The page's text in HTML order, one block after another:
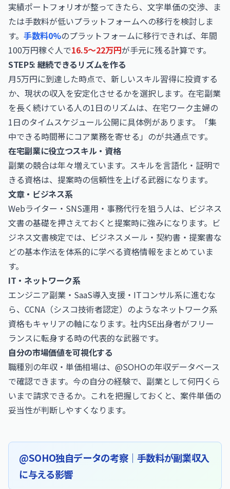
実績ポートフォリオが整ってきたら、文字単価の交渉、ま
たは手数料が低いプラットフォームへの移行を検討しま
す。 手数料0%のプラットフォームに移行できれば、年間
100万円稼ぐ人で16.5〜22万円が手元に残る計算です。
STEP5: 継続できるリズムを作る
月5万円に到達した時点で、新しいスキル習得に投資する
か、現状の収入を安定化させるかを選択します。在宅副業
を長く続けている人の1日のリズムは、 在宅ワーク主婦の
1日のタイムスケジュール公開に具体例があります。「集
中できる時間帯にコア業務を寄せる」のが共通点です。
在宅副業に役立つスキル・資格
副業の競合は年々増えています。スキルを言語化・証明で
きる資格は、提案時の信頼性を上げる武器になります。
文章・ビジネス系
Webライター・SNS運用・事務代行を狙う人は、ビジネス
文書の基礎を押さえておくと提案時に強みになります。 ビ
ジネス文書検定では、ビジネスメール・契約書・提案書な
どの基本作法を体系的に学べる資格情報をまとめていま
す。
IT・ネットワーク系
エンジニア副業・SaaS導入支援・ITコンサル系に進むな
ら、 CCNA（シスコ技術者認定） のようなネットワーク系
資格もキャリアの軸になります。社内SE出身者がフリー
ランスに転身する時の代表的な武器です。
自分の市場価値を可視化する
職種別の年収・単価相場は、@SOHOの年収データベース
で確認できます。今の自分の経験で、副業として何円くら
いまで請求できるか。これを把握しておくと、案件単価の
妥当性が判断しやすくなります。
@SOHO独自データの考察｜手数料が副業収入
に与える影響